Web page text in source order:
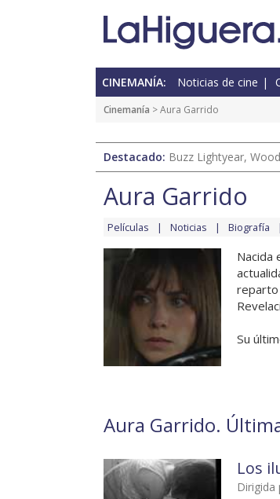
CINEMANÍA: Noticias de cine
Cinemanía > Aura Garrido
Destacado: Buzz Lightyear,
Aura Garrido
Películas Noticias Biografía
Nacida
reparto
Su
Aura Garrido.
Los
Dirigida